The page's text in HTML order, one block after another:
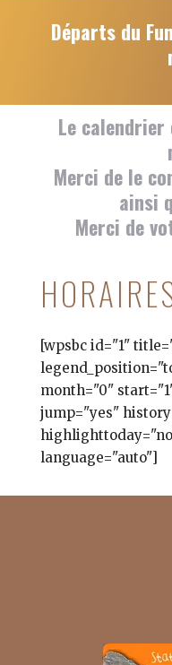
Départs du
Le
Merci de le
ainsi
Merci de
[wpsbc id="1"
month="0"
jump="yes"
language="auto"]